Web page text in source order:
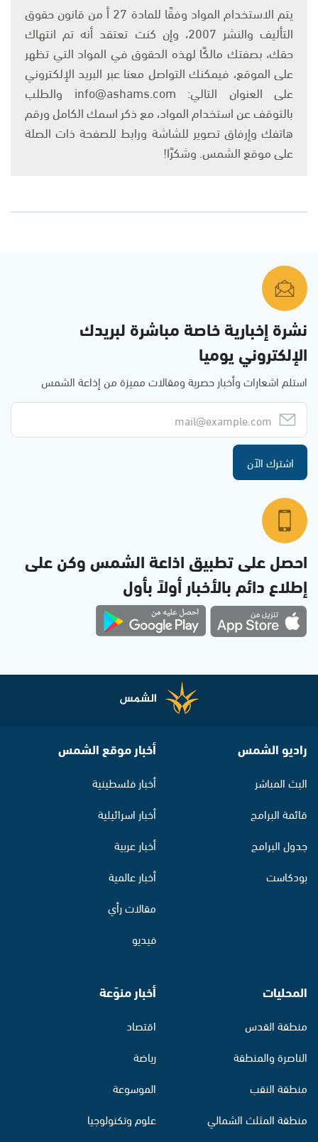
يتم الاستخدام المواد وفقًا للمادة 27 أ من قانون حقوق
التأليف والنشر 2007، وإن كنت تعتقد أنه تم انتهاك
حقك، بصفتك مالكًا لهذه الحقوق في المواد التي تظهر
على الموقع، فيمكنك التواصل معنا عبر البريد الإلكتروني
على العنوان التالي: info@ashams.com والطلب
بالتوقف عن استخدام المواد، مع ذكر اسمك الكامل ورقم
هاتفك وإرفاق تصوير للشاشة ورابط للصفحة ذات الصلة
على موقع الشمس. وشكرًا!
نشرة إخبارية خاصة مباشرة لبريدك
الإلكتروني يوميا
استلم اشعارات وأخبار حصرية ومقالات مميزة من إذاعة الشمس
اشترك الآن
احصل على تطبيق اذاعة الشمس وكن على
إطلاع دائم بالأخبار أولاً بأول
راديو الشمس
البث المباشر
قائمة البرامج
جدول البرامج
بودكاست
أخبار موقع الشمس
أخبار فلسطينية
أخبار اسرائيلية
أخبار عربية
أخبار عالمية
مقالات رأي
فيديو
المحليات
منطقة القدس
الناصرة والمنطقة
منطقة النقب
منطقة المثلث الشمالي
أخبار منوّعة
اقتصاد
رياضة
الموسوعة
علوم وتكنولوجيا